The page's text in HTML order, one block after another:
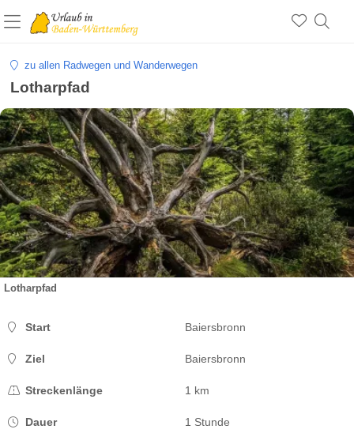
zu allen Radwegen und Wanderwegen
Lotharpfad
Lotharpfad
Start Baiersbronn
Ziel Baiersbronn
Streckenlänge 1 km
Dauer 1 Stunde